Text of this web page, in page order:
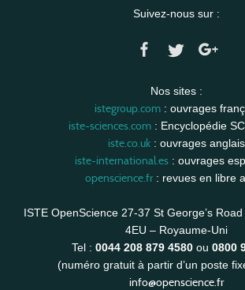
Suivez-nous sur :
Nos sites :
istegroup.com: ouvrages
iste-sciences.com: Encyclopédie
iste.co.uk : ouvrages anglais
iste-international.es: ouvrages
openscience.fr: revues en libre
ISTE OpenScience 27-37 St George’s
4EU – Royaume-Uni
Tel : 0044 208 879 4580 ou 0800
(numéro gratuit à partir d’un poste
info@openscience.fr